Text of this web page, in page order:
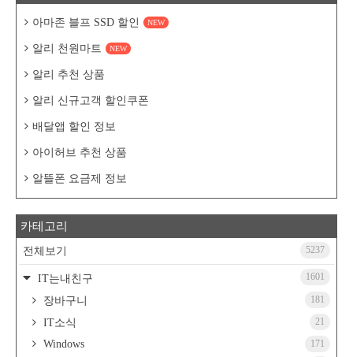
아마존 블프 SSD 할인 NEW
알리 천원마트 NEW
알리 추천 상품
알리 신규고객 할인쿠폰
배달앱 할인 정보
아이허브 추천 상품
알뜰폰 요금제 정보
카테고리
전체보기 5237
IT는내친구 1601
장바구니 181
IT소식 21
Windows 171